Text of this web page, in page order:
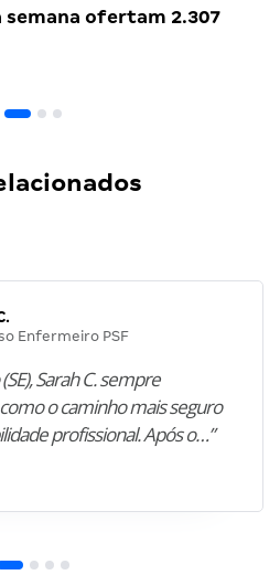
semana ofertam 2.307
Enfermeiro PSF
Sarah C. sempre
o caminho mais seguro
profissional. Após o…”